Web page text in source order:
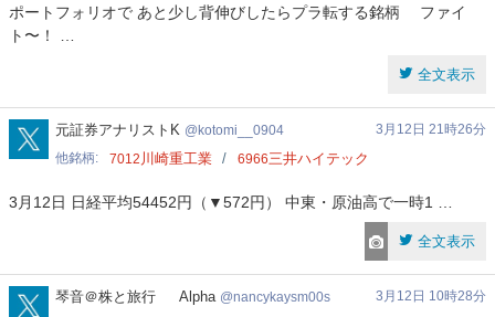
ポートフォリオで あと少し背伸びしたらプラ転する銘柄 ファイ
ト〜！ …
全文表示
kotomi__0904
元証券アナリストK kotomi__0904
3月12日 21時26分
他銘柄
7012 川崎重工業 6966三井ハイテック
3月12日 日経平均54452円（▼572円） 中東・原油高で一時1 …
全文表示
nancykaysm00s
琴音＠株と旅行 Alpha nancykaysm00s
3月12日 10時28分